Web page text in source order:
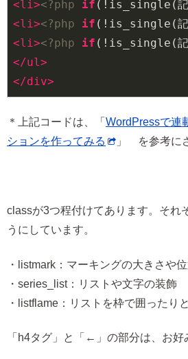
<li><?php if (!is_single(
<li><?php if (!is_single(
<li><?php if (!is_single(
</ul>
</div>
＊上記コードは、「 WordPressで連
ションを作ってみる
」 を参考に
classが3つ程付けてあります。それ
うにしています。
・listmark：マーキングの大きさや
・series_list：リストや文字の装飾
・listflame：リストを枠で囲ったり
「h4タグ」と「←」の部分は、お好